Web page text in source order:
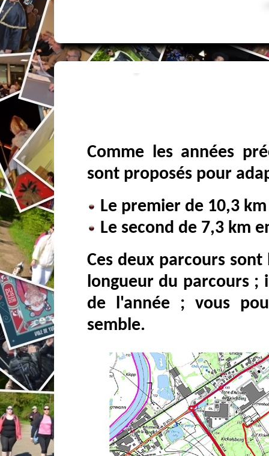
Comme les années
sont proposés pour
Le premier de 10,3
Le second de 7,3 km
Ces deux parcours
longueur du parcours ;
de l'année ; vous
semble.